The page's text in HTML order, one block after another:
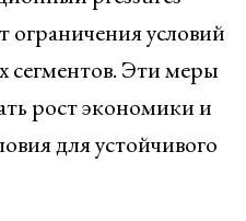
ограничения условий
сегментов. Эти меры
рост экономики и
для устойчивого